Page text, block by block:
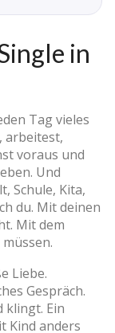
in
Tag vieles
arbeitest,
voraus und
Und
Schule, Kita,
du. Mit deinen
Mit dem
Liebe.
Gespräch.
klingt. Ein
Kind anders